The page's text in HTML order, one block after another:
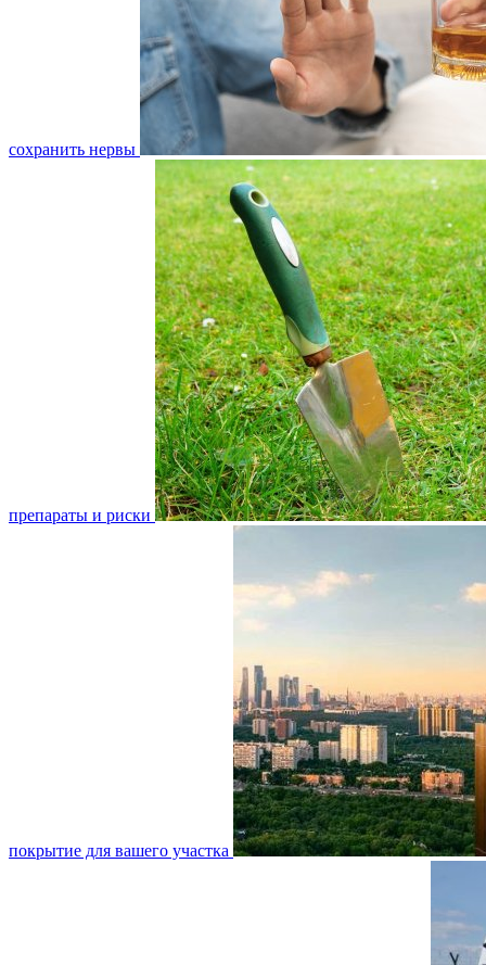
сохранить нервы
препараты и риски
покрытие для вашего участка